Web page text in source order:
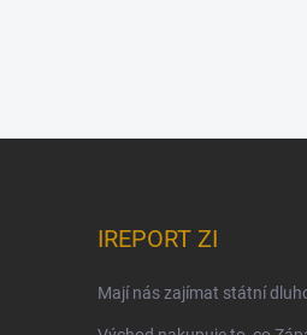
IREPORT ZI
Mají nás zajímat státní